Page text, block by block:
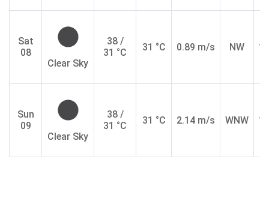
Sat
08
Clear Sky
38 /
31 °C
31 °C 0.89 m/s NW
Sun
09
Clear Sky
38 /
31 °C
31 °C 2.14 m/s WNW